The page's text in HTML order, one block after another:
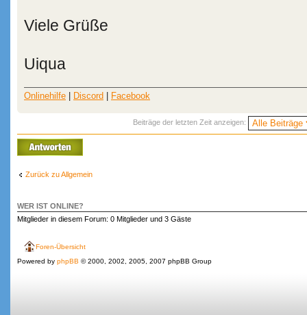
Viele Grüße
Uiqua
Onlinehilfe Discord Facebook
Beiträge der letzten Zeit anzeigen:
Antwort erstellen
Zurück zu Allgemein
WER IST ONLINE?
Mitglieder in diesem Forum: 0 Mitglieder und 3 Gäste
Foren-Übersicht
Powered by phpBB © 2000, 2002, 2005, 2007 phpBB Group